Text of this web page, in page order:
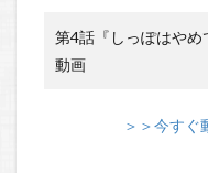
第4話『しっぽはや
動画
＞＞今すぐ